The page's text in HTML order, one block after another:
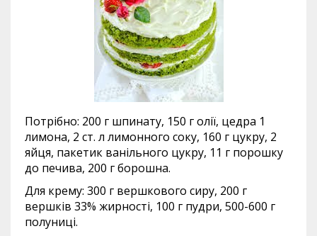
Потрібно: 200 г шпинату, 150 г олії, цедра 1
лимона, 2 ст. л лимонного соку, 160 г цукру, 2
яйця, пакетик ванільного цукру, 11 г порошку
до печива, 200 г борошна.
Для крему: 300 г вершкового сиру, 200 г
вершків 33% жирності, 100 г пудри, 500-600 г
полуниці.